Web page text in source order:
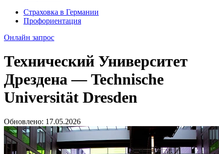
Страховка в Германии
Профориентация
Онлайн запрос
Технический Университет
Дрездена — Technische
Universität Dresden
Обновлено: 17.05.2026